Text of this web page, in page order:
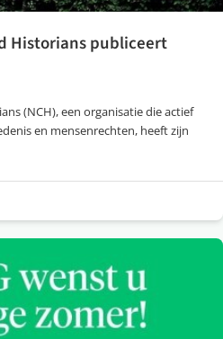
Historians publiceert
(NCH), een organisatie die actief
en mensenrechten, heeft zijn